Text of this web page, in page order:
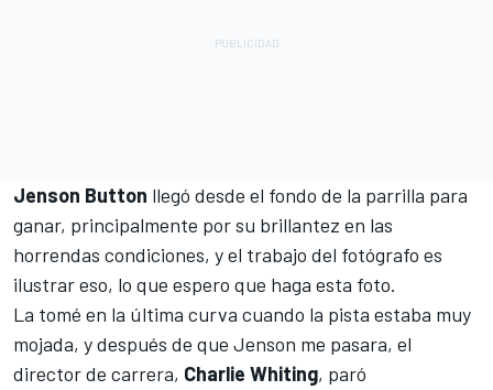
Jenson Button llegó desde el fondo de la parrilla para
ganar, principalmente por su brillantez en las
horrendas condiciones, y el trabajo del fotógrafo es
ilustrar eso, lo que espero que haga esta foto.
La tomé en la última curva cuando la pista estaba muy
mojada, y después de que Jenson me pasara, el
director de carrera, Charlie Whiting, paró